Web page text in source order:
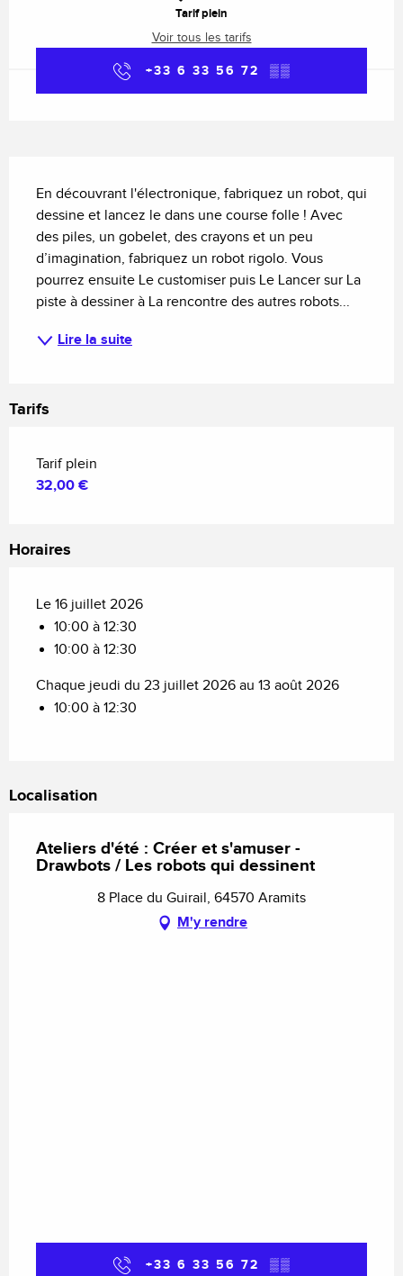
Tarif plein
Voir tous les tarifs
+33 6 33 56 72 ▒▒
En découvrant l'électronique, fabriquez un robot, qui
dessine et lancez le dans une course folle ! Avec
des piles, un gobelet, des crayons et un peu
d’imagination, fabriquez un robot rigolo. Vous
pourrez ensuite Le customiser puis Le Lancer sur La
piste à dessiner à La rencontre des autres robots...
Lire la suite
Tarifs
Tarif plein
32,00 €
Horaires
Le 16 juillet 2026
10:00 à 12:30
10:00 à 12:30
Chaque jeudi du 23 juillet 2026 au 13 août 2026
10:00 à 12:30
Localisation
Ateliers d'été : Créer et s'amuser -
Drawbots / Les robots qui dessinent
8 Place du Guirail, 64570 Aramits
M'y rendre
+33 6 33 56 72 ▒▒